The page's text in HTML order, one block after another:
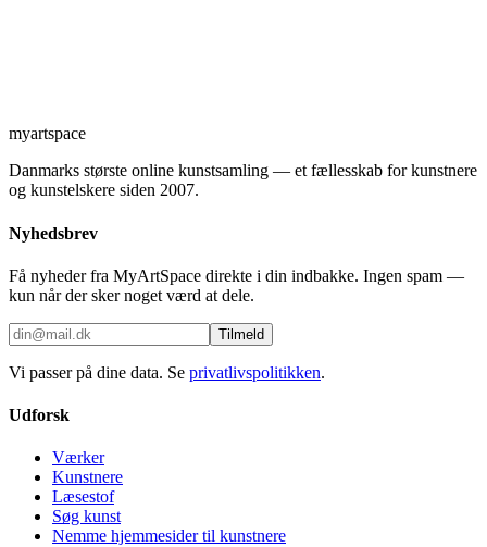
myartspace
Danmarks største online kunstsamling — et fællesskab for kunstnere
og kunstelskere siden 2007.
Nyhedsbrev
Få nyheder fra MyArtSpace direkte i din indbakke. Ingen spam —
kun når der sker noget værd at dele.
Tilmeld
Vi passer på dine data. Se privatlivspolitikken.
Udforsk
Værker
Kunstnere
Læsestof
Søg kunst
Nemme hjemmesider til kunstnere